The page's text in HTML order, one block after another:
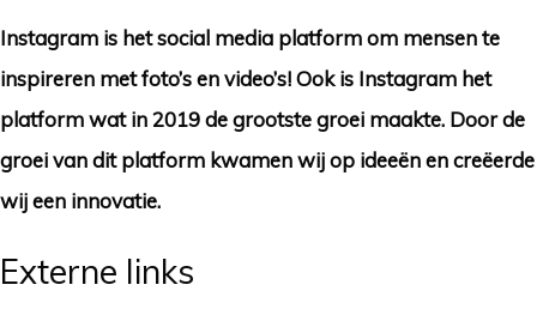
Instagram is het social media platform om mensen te
inspireren met foto’s en video’s! Ook is Instagram het
platform wat in 2019 de grootste groei maakte. Door de
groei van dit platform kwamen wij op ideeën en creëerde
wij een innovatie.
Externe links